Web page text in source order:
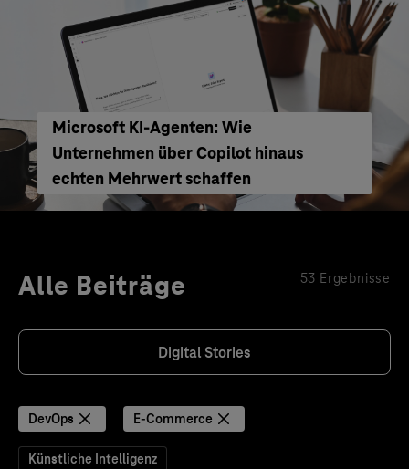
Microsoft KI-Agenten: Wie
Unternehmen über Copilot hinaus
echten Mehrwert schaffen
Alle Beiträge 53 Ergebnisse
Digital Stories
DevOps E-Commerce
Künstliche Intelligenz